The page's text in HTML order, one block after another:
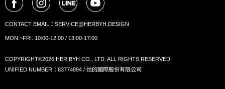
CONTACT EMAIL： SERVICE@HERBYH.DESIGN
MON.~FRI. 10:00-12:00 / 13:00-17:00
COPYRIGHT©2026 HER BYH CO., LTD. ALL RIGHTS RESERVED.
UNIFIED NUMBER：83774894 / 她的國際股份有限公司